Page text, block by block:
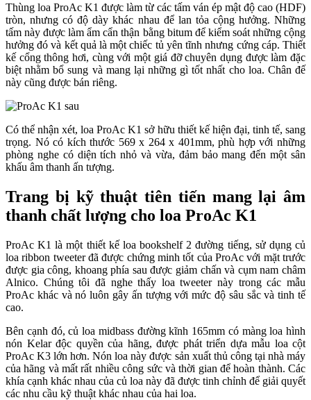
Thùng loa ProAc K1 được làm từ các tấm ván ép mật độ cao (HDF)
tròn, nhưng có độ dày khác nhau để lan tỏa cộng hưởng. Những
tấm này được làm ẩm cẩn thận bằng bitum để kiểm soát những cộng
hưởng đó và kết quả là một chiếc tủ yên tĩnh nhưng cứng cáp. Thiết
kế cổng thông hơi, cùng với một giá đỡ chuyên dụng được làm đặc
biệt nhằm bổ sung và mang lại những gì tốt nhất cho loa. Chân đế
này cũng được bán riêng.
Có thể nhận xét, loa ProAc K1 sở hữu thiết kế hiện đại, tinh tế, sang
trọng. Nó có kích thước 569 x 264 x 401mm, phù hợp với những
phòng nghe có diện tích nhỏ và vừa, đảm bảo mang đến một sân
khấu âm thanh ấn tượng.
Trang bị kỹ thuật tiên tiến mang lại âm
thanh chất lượng cho loa ProAc K1
ProAc K1 là một thiết kế loa bookshelf 2 đường tiếng, sử dụng củ
loa ribbon tweeter đã được chứng minh tốt của ProAc với mặt trước
được gia công, khoang phía sau được giảm chấn và cụm nam châm
Alnico. Chúng tôi đã nghe thấy loa tweeter này trong các mẫu
ProAc khác và nó luôn gây ấn tượng với mức độ sâu sắc và tinh tế
cao.
Bên cạnh đó, củ loa midbass đường kĩnh 165mm có màng loa hình
nón Kelar độc quyền của hãng, được phát triển dựa mẫu loa cột
ProAc K3 lớn hơn. Nón loa này được sản xuất thủ công tại nhà máy
của hãng và mất rất nhiều công sức và thời gian để hoàn thành. Các
khía cạnh khác nhau của củ loa này đã được tinh chỉnh để giải quyết
các nhu cầu kỹ thuật khác nhau của hai loa.